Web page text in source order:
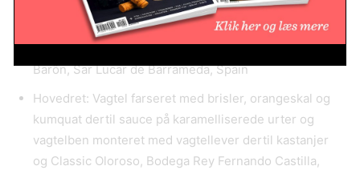
Forret: Porcheret jomfruhummer, havtang, grøn selleri
og beurre blanc af lagret eddike med knas af syltet
rugbrød parret med Solucua Manzanilla Bodegas
Barõn, Sar Lucar de Barrameda, Spain
Hovedret: Vagtel farseret med brisler, orangeskal og
kumquat dertil sauce på karamelliserede urter og
vagtelben monteret med vagtellever dertil kastanjer
og Classic Oloroso, Bodega Rey Fernando Castilla,